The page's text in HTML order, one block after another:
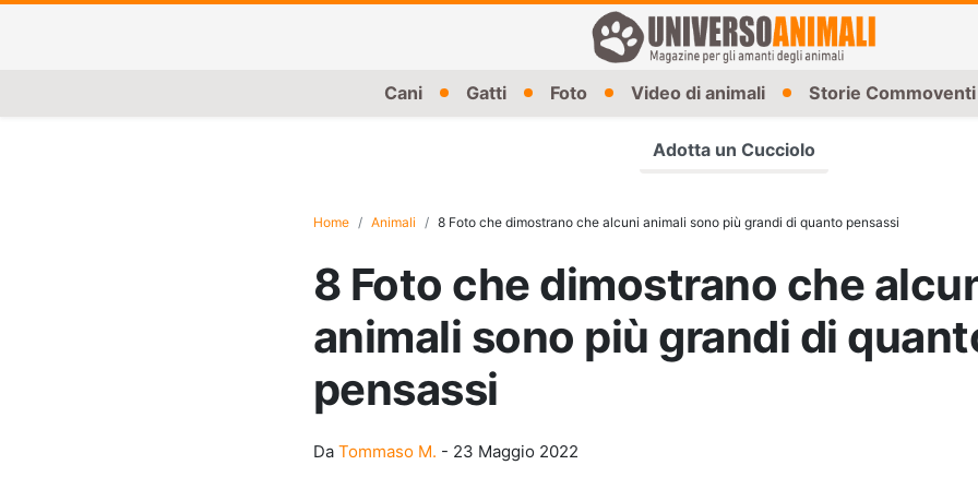
Cani Gatti Foto Video di animali Storie Commoventi
Adotta un Cucciolo
Home Animali 8 Foto che dimostrano che alcuni animali sono più grandi di quanto pensassi
8 Foto che dimostrano che
animali sono più grandi di
pensassi
Da Tommaso M. - 23 Maggio 2022